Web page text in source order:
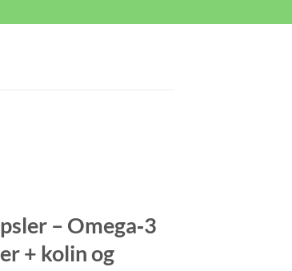
– Omega‑3
+ kolin og